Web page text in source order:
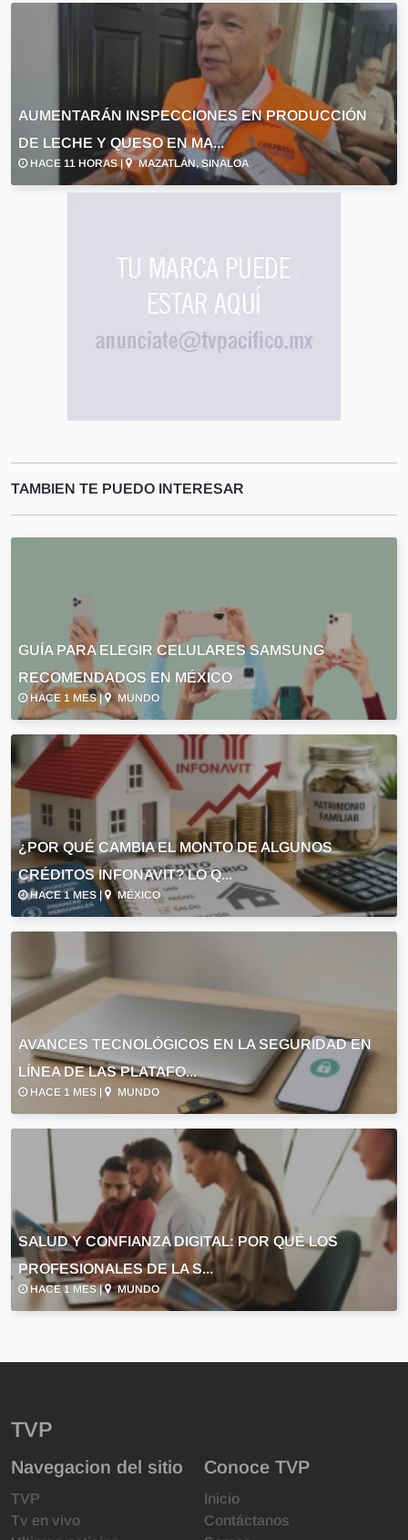
AUMENTARÁN INSPECCIONES EN PRODUCCIÓN
DE LECHE Y QUESO EN MA...
HACE 11 HORAS | MAZATLÁN, SINALOA
TAMBIEN TE PUEDO INTERESAR
GUÍA PARA ELEGIR CELULARES SAMSUNG
RECOMENDADOS EN MÉXICO
HACE 1 MES | MUNDO
¿POR QUÉ CAMBIA EL MONTO DE ALGUNOS
CRÉDITOS INFONAVIT? LO Q...
HACE 1 MES | MÉXICO
AVANCES TECNOLÓGICOS EN LA SEGURIDAD EN
LÍNEA DE LAS PLATAFO...
HACE 1 MES | MUNDO
SALUD Y CONFIANZA DIGITAL: POR QUÉ LOS
PROFESIONALES DE LA S...
HACE 1 MES | MUNDO
TVP
Navegacion del sitio
TVP
Tv en vivo
Conoce TVP
Inicio
Contáctanos